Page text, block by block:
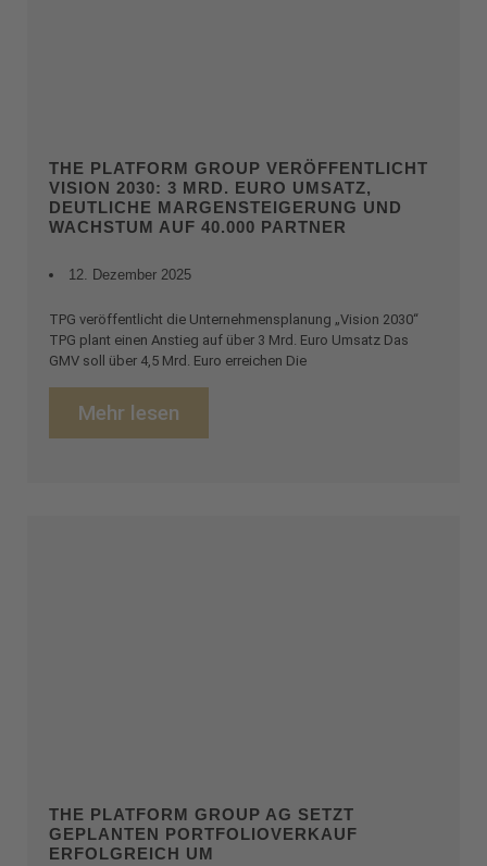
THE PLATFORM GROUP VERÖFFENTLICHT
VISION 2030: 3 MRD. EURO UMSATZ,
DEUTLICHE MARGENSTEIGERUNG UND
WACHSTUM AUF 40.000 PARTNER
12. Dezember 2025
TPG veröffentlicht die Unternehmensplanung „Vision 2030“
TPG plant einen Anstieg auf über 3 Mrd. Euro Umsatz Das
GMV soll über 4,5 Mrd. Euro erreichen Die
Mehr lesen
THE PLATFORM GROUP AG SETZT
GEPLANTEN PORTFOLIOVERKAUF
ERFOLGREICH UM